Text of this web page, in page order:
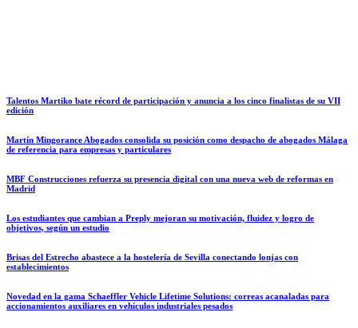
Talentos Martiko bate récord de participación y anuncia a los cinco finalistas de su VII
edición
Martín Mingorance Abogados consolida su posición como despacho de abogados Málaga
de referencia para empresas y particulares
MBF Construcciones refuerza su presencia digital con una nueva web de reformas en
Madrid
Los estudiantes que cambian a Preply mejoran su motivación, fluidez y logro de
objetivos, según un estudio
Brisas del Estrecho abastece a la hostelería de Sevilla conectando lonjas con
establecimientos
Novedad en la gama Schaeffler Vehicle Lifetime Solutions: correas acanaladas para
accionamientos auxiliares en vehículos industriales pesados